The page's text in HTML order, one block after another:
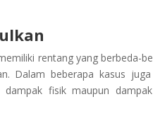
rentang yang berbeda-
Dalam beberapa kasus
fisik maupun